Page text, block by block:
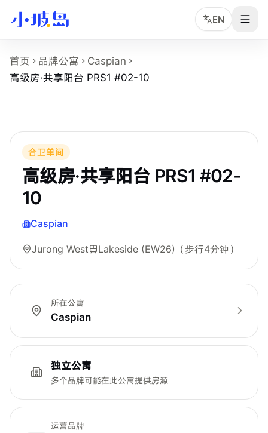
EN
高级房·共享阳台 PRS1 #02-10 房型页事实
这个页面展示Caspian的高级房·共享阳台 PRS1 #02-10
所在区域：Jurong West。
附近地铁：Lakeside (EW26)，步行约 4 分钟。
房型类别：Common。
参考月租：S$1,300 /月起，最终以实时库存和合同为准。
附近学校：Nanyang Technological University。
首页 品牌公寓
Caspian
高级房·共享阳台 PRS1 #02-10
合卫单间
高级房·共享阳台 PRS1 #02-
10
Caspian
Jurong West Lakeside (EW26) （步行4分钟）
所在公寓
Caspian
独立公寓
多个品牌可能在此公寓提供房源
运营品牌